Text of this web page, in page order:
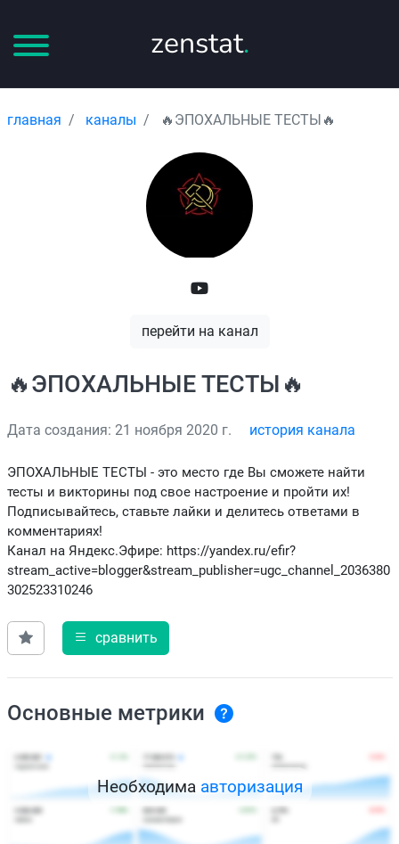
zenstat.
главная каналы 🔥ЭПОХАЛЬНЫЕ ТЕСТЫ🔥
перейти на канал
🔥ЭПОХАЛЬНЫЕ ТЕСТЫ🔥
Дата создания: 21 ноября 2020 г. история канала
ЭПОХАЛЬНЫЕ ТЕСТЫ - это место где Вы сможете найти
тесты и викторины под свое настроение и пройти их!
Подписывайтесь, ставьте лайки и делитесь ответами в
комментариях!
Канал на Яндекс.Эфире: https://yandex.ru/efir?
stream_active=blogger&stream_publisher=ugc_channel_2036380
302523310246
сравнить
Основные метрики
Необходима авторизация